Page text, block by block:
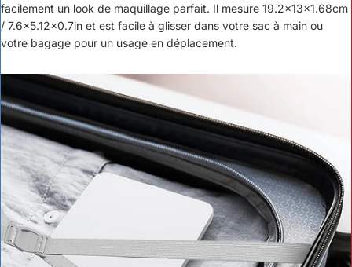
facilement un look de maquillage parfait. Il mesure 19.2x13x1.68cm
/ 7.6x5.12x0.7in et est facile à glisser dans votre sac à main ou
votre bagage pour un usage en déplacement.